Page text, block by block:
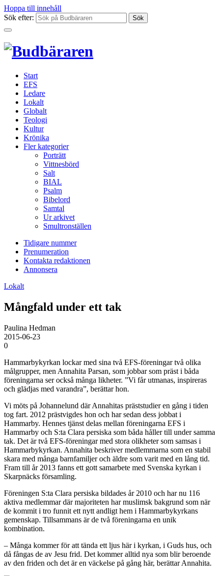
Hoppa till innehåll
Sök efter:
Start
EFS
Ledare
Lokalt
Globalt
Teologi
Kultur
Krönika
Fler kategorier
Porträtt
Vittnesbörd
Salt
BIAL
Psalm
Bibelord
Samtal
Ur arkivet
Smultronställen
Tidigare nummer
Prenumeration
Kontakta redaktionen
Annonsera
Lokalt
Mångfald under ett tak
Paulina Hedman
2015-06-23
0
Hammarbykyrkan lockar med sina två EFS-föreningar två olika
målgrupper, men Annahita Parsan, som jobbar som präst i båda
föreningarna ser också många likheter. ”Vi får utmanas, inspireras
och glädjas med varandra”, berättar hon.
Vi möts på Johannelund där Annahitas präststudier en gång i tiden
tog fart. 2012 prästvigdes hon och har sedan dess jobbat i
Hammarby. Hennes tjänst delas mellan föreningarna EFS i
Hammarby och S:ta Clara persiska som båda håller till under samma
tak. Det är två EFS-föreningar med stora olikheter som samsas i
Hammarbykyrkan. Annahita beskriver medlemmarna som en stabil
skara med många barnfamiljer och äldre som varit med en lång tid.
Fram till år 2013 fanns ett gott samarbete med Svenska kyrkan i
Skarpnäcks församling.
Föreningen S:ta Clara persiska bildades år 2010 och har nu 116
aktiva medlemmar där majoriteten har muslimsk bakgrund som när
de kommit i tro funnit ett nytt andligt hem i Hammarbykyrkans
gemenskap. Tillsammans är de två föreningarna en unik
kombination.
– Många kommer för att tända ett ljus här i kyrkan, i Guds hus, och
då fångas de av Jesu frid. Det kommer alltid nya som blir beroende
av den friden och det är en väckelse på gång här, berättar Annahita.